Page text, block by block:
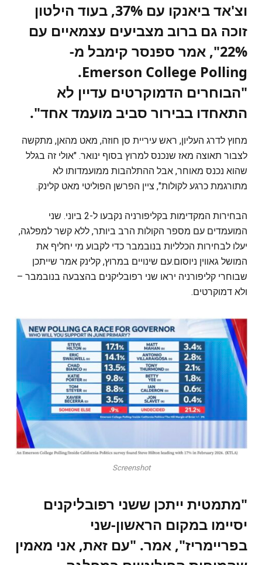
וצ'אד ביאנקו עם 37%, בעוד הילטון
זוכה גם ברוב מצביעים עצמאיים עם
22%", אמר ספנסר קימבל מ-
Emerson College Polling.
"הבוחרים הדמוקרטים עדיין לא
התאחדו בבירור סביב מועמד אחד".
מחוץ לדרג העליון, ראש עיריית סן חוזה, מאט מהאן, מתקשה
לצבור תאוצה מאז שנכנס למרוץ בסוף ינואר. "אולי זה בגלל
שהוא נכנס מאוחר, אבל ההתלהבות ממועמדותו לא
מתורגמת כרגע לקולות", ציין הפרשן הפוליטי מאט קלינק.
הבחירות המקדימות בקליפורניה נקבעו ל-2 ביוני. שני
המועמדים עם מספר הקולות הרב ביותר, ללא קשר למפלגה,
יעלו לבחירות הכלליות בנובמבר כדי לקבוע מי יחליף את
המושל גאווין ניוסום.עם שינויים במרוץ, קלינק אמר שייתכן
שבוחרי קליפורניה יראו שני רפובליקנים בהצבעה בנובמבר –
ולא דמוקרטים.
Screenshot
"מתמטית ייתכן ששני רפובליקנים
יסיימו במקום הראשון-שני
בפריימריז", אמר. "עם זאת, אני מאמין